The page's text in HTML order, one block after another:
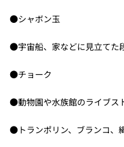
●シャボン玉
●宇宙船、家などに見立てた
●チョーク
●動物園や水族館のライブス
●トランポリン、ブランコ、